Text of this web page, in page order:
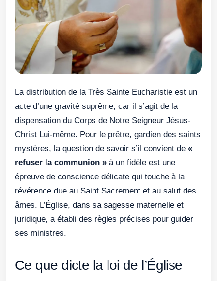
La distribution de la Très Sainte Eucharistie est un
acte d’une gravité suprême, car il s’agit de la
dispensation du Corps de Notre Seigneur Jésus-
Christ Lui-même. Pour le prêtre, gardien des saints
mystères, la question de savoir s’il convient de «
refuser la communion » à un fidèle est une
épreuve de conscience délicate qui touche à la
révérence due au Saint Sacrement et au salut des
âmes. L’Église, dans sa sagesse maternelle et
juridique, a établi des règles précises pour guider
ses ministres.
Ce que dicte la loi de l’Église